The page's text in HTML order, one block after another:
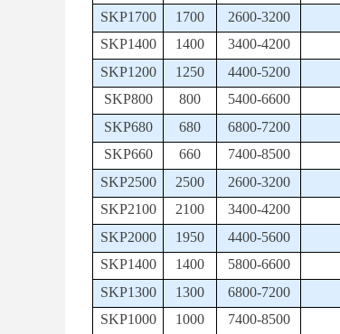
SKP1700
1700 2600-3200
SKP1400
1400 3400-4200
SKP1200
1250 4400-5200
SKP800
800 5400-6600
SKP680
680 6800-7200
SKP660
660 7400-8500
SKP2500
2500 2600-3200
SKP2100
2100 3400-4200
SKP2000
1950 4400-5600
SKP1400
1400 5800-6600
SKP1300
1300 6800-7200
SKP1000
1000 7400-8500